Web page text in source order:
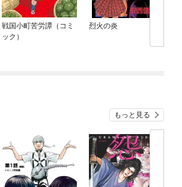
戦国小町苦労譚（コミ
ック）
烈火の炎
もっと見る